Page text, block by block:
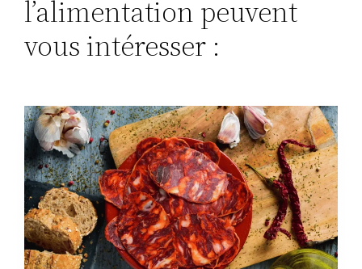
l’alimentation peuvent
vous intéresser :